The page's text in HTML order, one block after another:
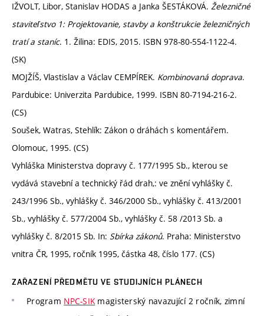
IŽVOLT, Libor, Stanislav HODAS a Janka ŠESTÁKOVÁ. Železničné
staviteľstvo 1: Projektovanie, stavby a konštrukcie železničných
tratí a staníc. 1. Žilina: EDIS, 2015. ISBN 978-80-554-1122-4.
(SK)
MOJŽÍŠ, Vlastislav a Václav CEMPÍREK. Kombinovaná doprava.
Pardubice: Univerzita Pardubice, 1999. ISBN 80-7194-216-2.
(CS)
Soušek, Watras, Stehlík: Zákon o dráhách s komentářem.
Olomouc, 1995. (CS)
Vyhláška Ministerstva dopravy č. 177/1995 Sb., kterou se
vydává stavební a technický řád drah,: ve znění vyhlášky č.
243/1996 Sb., vyhlášky č. 346/2000 Sb., vyhlášky č. 413/2001
Sb., vyhlášky č. 577/2004 Sb., vyhlášky č. 58 /2013 Sb. a
vyhlášky č. 8/2015 Sb. In: Sbírka zákonů. Praha: Ministerstvo
vnitra ČR, 1995, ročník 1995, částka 48, číslo 177. (CS)
ZAŘAZENÍ PŘEDMĚTU VE STUDIJNÍCH PLÁNECH
Program NPC-SIKmagisterský navazující 2 ročník, zimní